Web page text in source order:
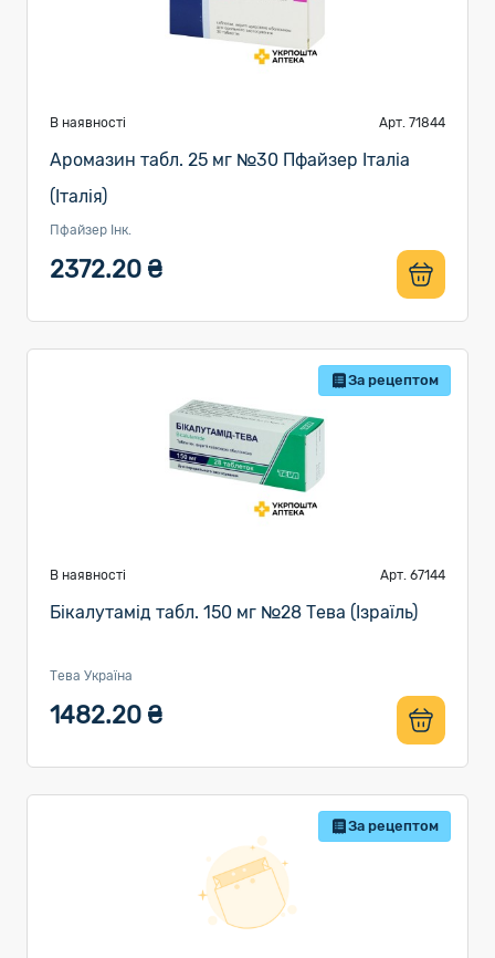
В наявності Арт. 71844
Аромазин табл. 25 мг №30 Пфайзер Італіа
(Італія)
Пфайзер Інк.
2372.20 ₴
За рецептом
В наявності Арт. 67144
Бікалутамід табл. 150 мг №28 Тева (Ізраїль)
Тева Україна
1482.20 ₴
За рецептом